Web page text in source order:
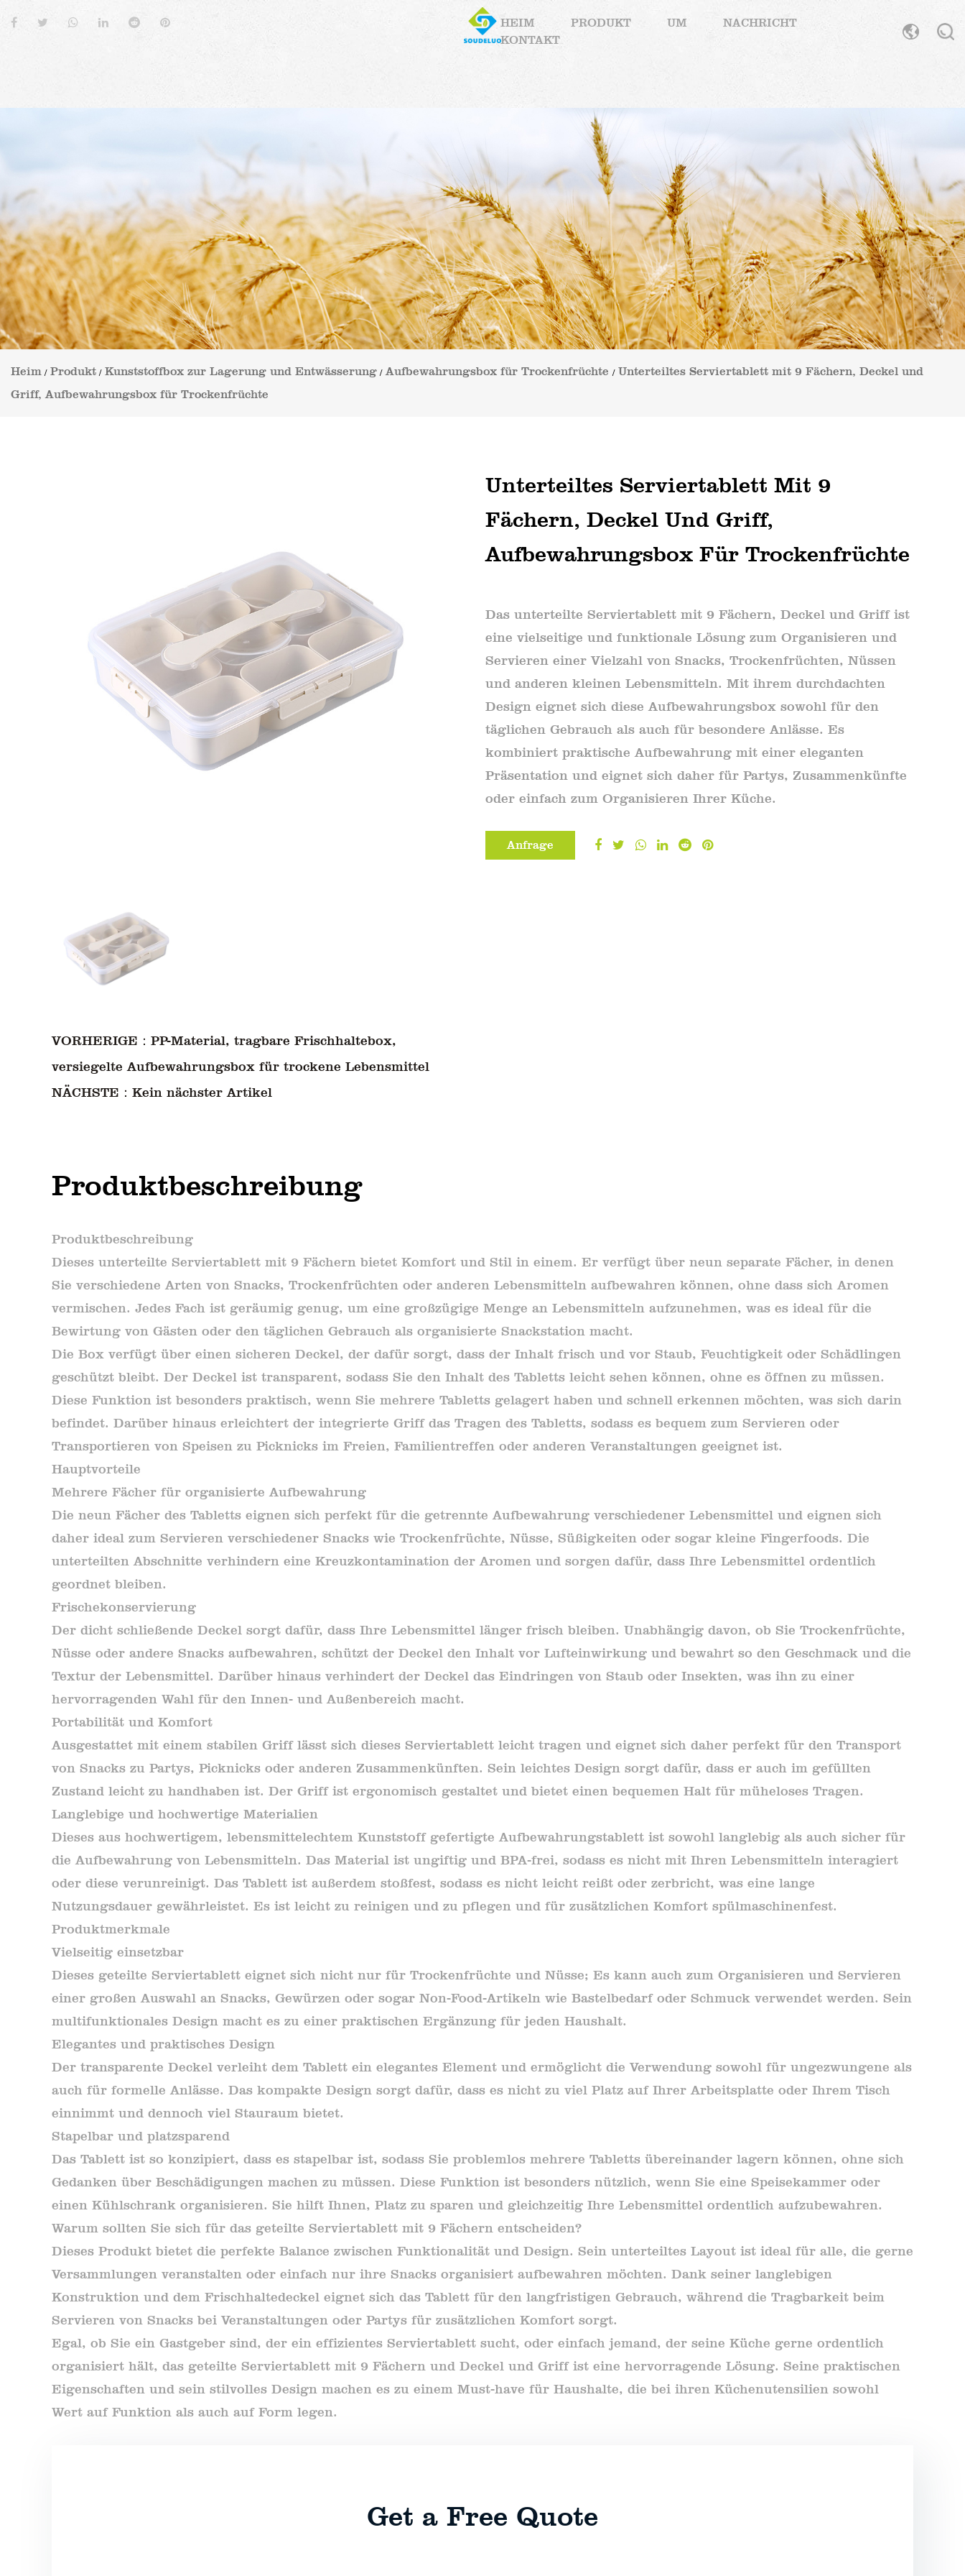
HEIM PRODUKT UM
NACHRICHT
KONTAKT
Heim / Produkt / Kunststoffbox zur Lagerung und Entwässerung /Aufbewahrungsbox für Trockenfrüchte / Unterteiltes Serviertablett mit 9 Fächern, Deckel und
Griff, Aufbewahrungsbox für Trockenfrüchte
VORHERIGE：PP-Material, tragbare Frischhaltebox,
versiegelte Aufbewahrungsbox für trockene Lebensmittel
NÄCHSTE：Kein nächster Artikel
Unterteiltes Serviertablett Mit 9
Fächern, Deckel Und Griff,
Aufbewahrungsbox Für Trockenfrüchte
Das unterteilte Serviertablett mit 9 Fächern, Deckel und Griff ist
eine vielseitige und funktionale Lösung zum Organisieren und
Servieren einer Vielzahl von Snacks, Trockenfrüchten, Nüssen
und anderen kleinen Lebensmitteln. Mit ihrem durchdachten
Design eignet sich diese Aufbewahrungsbox sowohl für den
täglichen Gebrauch als auch für besondere Anlässe. Es
kombiniert praktische Aufbewahrung mit einer eleganten
Präsentation und eignet sich daher für Partys, Zusammenkünfte
oder einfach zum Organisieren Ihrer Küche.
Anfrage
Produktbeschreibung
Produktbeschreibung
Dieses unterteilte Serviertablett mit 9 Fächern bietet Komfort und Stil in einem. Er verfügt über neun separate Fächer, in denen
Sie verschiedene Arten von Snacks, Trockenfrüchten oder anderen Lebensmitteln aufbewahren können, ohne dass sich Aromen
vermischen. Jedes Fach ist geräumig genug, um eine großzügige Menge an Lebensmitteln aufzunehmen, was es ideal für die
Bewirtung von Gästen oder den täglichen Gebrauch als organisierte Snackstation macht.
Die Box verfügt über einen sicheren Deckel, der dafür sorgt, dass der Inhalt frisch und vor Staub, Feuchtigkeit oder Schädlingen
geschützt bleibt. Der Deckel ist transparent, sodass Sie den Inhalt des Tabletts leicht sehen können, ohne es öffnen zu müssen.
Diese Funktion ist besonders praktisch, wenn Sie mehrere Tabletts gelagert haben und schnell erkennen möchten, was sich darin
befindet. Darüber hinaus erleichtert der integrierte Griff das Tragen des Tabletts, sodass es bequem zum Servieren oder
Transportieren von Speisen zu Picknicks im Freien, Familientreffen oder anderen Veranstaltungen geeignet ist.
Hauptvorteile
Mehrere Fächer für organisierte Aufbewahrung
Die neun Fächer des Tabletts eignen sich perfekt für die getrennte Aufbewahrung verschiedener Lebensmittel und eignen sich
daher ideal zum Servieren verschiedener Snacks wie Trockenfrüchte, Nüsse, Süßigkeiten oder sogar kleine Fingerfoods. Die
unterteilten Abschnitte verhindern eine Kreuzkontamination der Aromen und sorgen dafür, dass Ihre Lebensmittel ordentlich
geordnet bleiben.
Frischekonservierung
Der dicht schließende Deckel sorgt dafür, dass Ihre Lebensmittel länger frisch bleiben. Unabhängig davon, ob Sie Trockenfrüchte,
Nüsse oder andere Snacks aufbewahren, schützt der Deckel den Inhalt vor Lufteinwirkung und bewahrt so den Geschmack und die
Textur der Lebensmittel. Darüber hinaus verhindert der Deckel das Eindringen von Staub oder Insekten, was ihn zu einer
hervorragenden Wahl für den Innen- und Außenbereich macht.
Portabilität und Komfort
Ausgestattet mit einem stabilen Griff lässt sich dieses Serviertablett leicht tragen und eignet sich daher perfekt für den Transport
von Snacks zu Partys, Picknicks oder anderen Zusammenkünften. Sein leichtes Design sorgt dafür, dass er auch im gefüllten
Zustand leicht zu handhaben ist. Der Griff ist ergonomisch gestaltet und bietet einen bequemen Halt für müheloses Tragen.
Langlebige und hochwertige Materialien
Dieses aus hochwertigem, lebensmittelechtem Kunststoff gefertigte Aufbewahrungstablett ist sowohl langlebig als auch sicher für
die Aufbewahrung von Lebensmitteln. Das Material ist ungiftig und BPA-frei, sodass es nicht mit Ihren Lebensmitteln interagiert
oder diese verunreinigt. Das Tablett ist außerdem stoßfest, sodass es nicht leicht reißt oder zerbricht, was eine lange
Nutzungsdauer gewährleistet. Es ist leicht zu reinigen und zu pflegen und für zusätzlichen Komfort spülmaschinenfest.
Produktmerkmale
Vielseitig einsetzbar
Dieses geteilte Serviertablett eignet sich nicht nur für Trockenfrüchte und Nüsse; Es kann auch zum Organisieren und Servieren
einer großen Auswahl an Snacks, Gewürzen oder sogar Non-Food-Artikeln wie Bastelbedarf oder Schmuck verwendet werden. Sein
multifunktionales Design macht es zu einer praktischen Ergänzung für jeden Haushalt.
Elegantes und praktisches Design
Der transparente Deckel verleiht dem Tablett ein elegantes Element und ermöglicht die Verwendung sowohl für ungezwungene als
auch für formelle Anlässe. Das kompakte Design sorgt dafür, dass es nicht zu viel Platz auf Ihrer Arbeitsplatte oder Ihrem Tisch
einnimmt und dennoch viel Stauraum bietet.
Stapelbar und platzsparend
Das Tablett ist so konzipiert, dass es stapelbar ist, sodass Sie problemlos mehrere Tabletts übereinander lagern können, ohne sich
Gedanken über Beschädigungen machen zu müssen. Diese Funktion ist besonders nützlich, wenn Sie eine Speisekammer oder
einen Kühlschrank organisieren. Sie hilft Ihnen, Platz zu sparen und gleichzeitig Ihre Lebensmittel ordentlich aufzubewahren.
Warum sollten Sie sich für das geteilte Serviertablett mit 9 Fächern entscheiden?
Dieses Produkt bietet die perfekte Balance zwischen Funktionalität und Design. Sein unterteiltes Layout ist ideal für alle, die gerne
Versammlungen veranstalten oder einfach nur ihre Snacks organisiert aufbewahren möchten. Dank seiner langlebigen
Konstruktion und dem Frischhaltedeckel eignet sich das Tablett für den langfristigen Gebrauch, während die Tragbarkeit beim
Servieren von Snacks bei Veranstaltungen oder Partys für zusätzlichen Komfort sorgt.
Egal, ob Sie ein Gastgeber sind, der ein effizientes Serviertablett sucht, oder einfach jemand, der seine Küche gerne ordentlich
organisiert hält, das geteilte Serviertablett mit 9 Fächern und Deckel und Griff ist eine hervorragende Lösung. Seine praktischen
Eigenschaften und sein stilvolles Design machen es zu einem Must-have für Haushalte, die bei ihren Küchenutensilien sowohl
Wert auf Funktion als auch auf Form legen.
Get a Free Quote